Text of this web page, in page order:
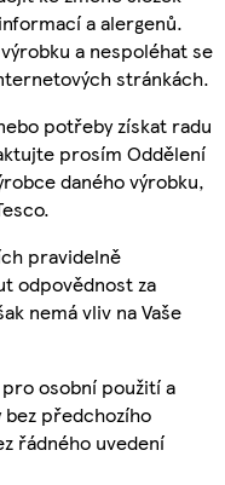
a alergenů.
a nespoléhat se
stránkách.
potřeby získat radu
prosím Oddělení
daného výrobku,
pravidelně
odpovědnost za
nemá vliv na Vaše
osobní použití a
předchozího
řádného uvedení